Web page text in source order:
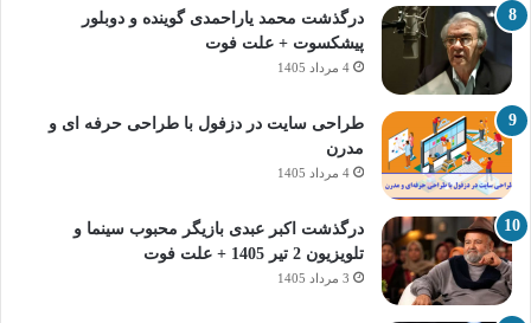
درگذشت محمد یاراحمدی گوینده و دوبلور
پیشکسوت + علت فوت
4 مرداد 1405
طراحی سایت در دزفول با طراحی حرفه‌ ای و
مدرن
4 مرداد 1405
درگذشت اکبر عبدی بازیگر محبوب سینما و
تلویزیون 2 تیر 1405 + علت فوت
3 مرداد 1405